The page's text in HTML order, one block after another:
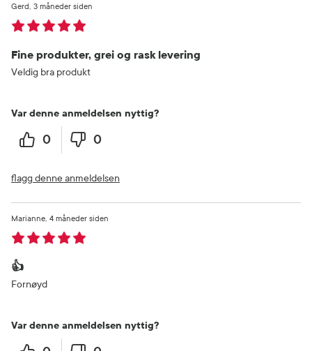
Fine produkter, grei og rask levering
3 måneder siden
Gerd
Veldig bra produkt
Var denne anmeldelsen nyttig?
0 0
flagg denne anmeldelsen
👍
4 måneder siden
Marianne
Fornøyd
Var denne anmeldelsen nyttig?